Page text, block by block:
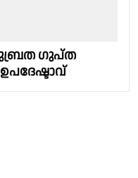
ഗുപ്ത